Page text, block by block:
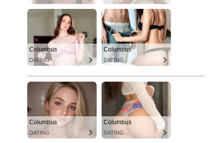
Columbus
DATING
Columbus
DATING
Columbus
DATING
Columbus
DATING